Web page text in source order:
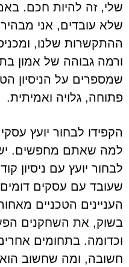
שלי, זה להיות חכם.
שלא עובדים, אני
ההתקשרות שלנו,
ורמה גבוהה של אמון
שמספרים על הניסיון
פתוחה, גלויה ואמיתית.
הקפידו לבחור יועץ
למה שאתם מחפשים.
לבחור יועץ עם ניסיון
שעובד עם עסקים
העניינים הטכניים
בשוק, את השחקנים
וכדומה. בתחומים
חשובה, ומה שחשוב הוא